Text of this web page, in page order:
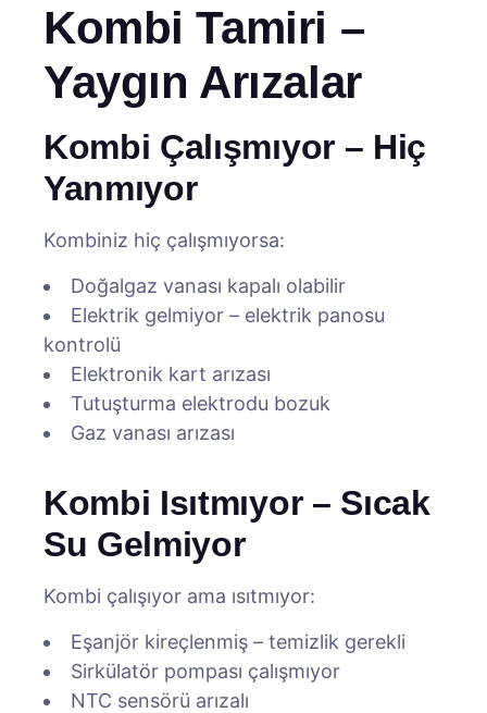
Kombi Tamiri –
Yaygın Arızalar
Kombi Çalışmıyor – Hiç
Yanmıyor
Kombiniz hiç çalışmıyorsa:
Doğalgaz vanası kapalı olabilir
Elektrik gelmiyor – elektrik panosu
kontrolü
Elektronik kart arızası
Tutuşturma elektrodu bozuk
Gaz vanası arızası
Kombi Isıtmıyor – Sıcak
Su Gelmiyor
Kombi çalışıyor ama ısıtmıyor:
Eşanjör kireçlenmiş – temizlik gerekli
Sirkülatör pompası çalışmıyor
NTC sensörü arızalı